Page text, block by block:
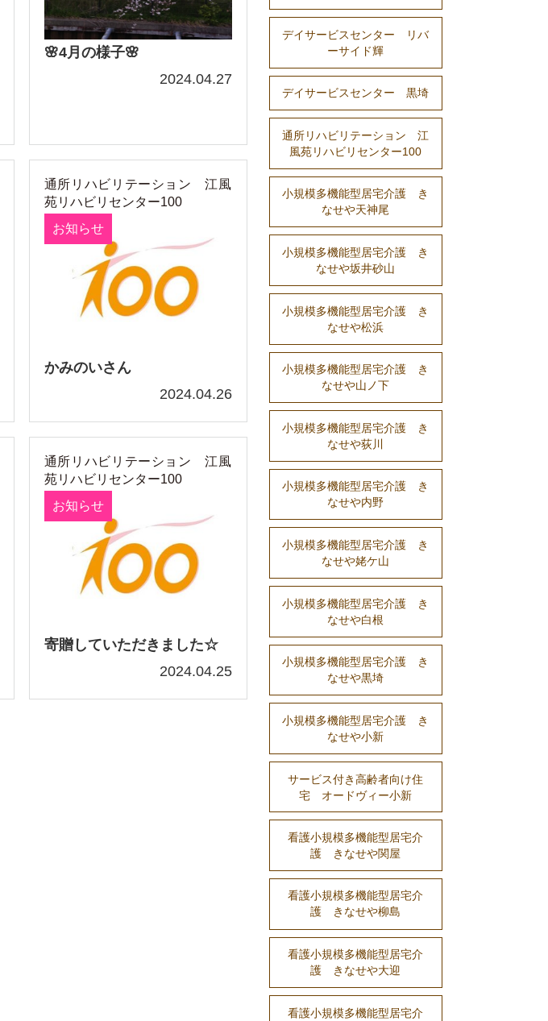
🌸4月の様子🌸
2024.04.27
通所リハビリテーション 江風
苑リハビリセンター100
お知らせ
かみのいさん
2024.04.26
通所リハビリテーション 江風
苑リハビリセンター100
お知らせ
寄贈していただきました☆
2024.04.25
デイサービスセンター リバ
ーサイド輝
デイサービスセンター 黒埼
通所リハビリテーション 江
風苑リハビリセンター100
小規模多機能型居宅介護 き
なせや天神尾
小規模多機能型居宅介護 き
なせや坂井砂山
小規模多機能型居宅介護 き
なせや松浜
小規模多機能型居宅介護 き
なせや山ノ下
小規模多機能型居宅介護 き
なせや荻川
小規模多機能型居宅介護 き
なせや内野
小規模多機能型居宅介護 き
なせや姥ケ山
小規模多機能型居宅介護 き
なせや白根
小規模多機能型居宅介護 き
なせや黒埼
小規模多機能型居宅介護 き
なせや小新
サービス付き高齢者向け住
宅 オードヴィー小新
看護小規模多機能型居宅介
護 きなせや関屋
看護小規模多機能型居宅介
護 きなせや柳島
看護小規模多機能型居宅介
護 きなせや大迎
看護小規模多機能型居宅介